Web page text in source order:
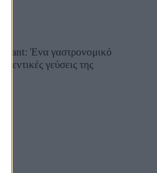
Ένα γαστρονομικό
γεύσεις της